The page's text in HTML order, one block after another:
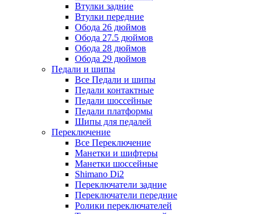
Втулки задние
Втулки передние
Обода 26 дюймов
Обода 27.5 дюймов
Обода 28 дюймов
Обода 29 дюймов
Педали и шипы
Все Педали и шипы
Педали контактные
Педали шоссейные
Педали платформы
Шипы для педалей
Переключение
Все Переключение
Манетки и шифтеры
Манетки шоссейные
Shimano Di2
Переключатели задние
Переключатели передние
Ролики переключателей